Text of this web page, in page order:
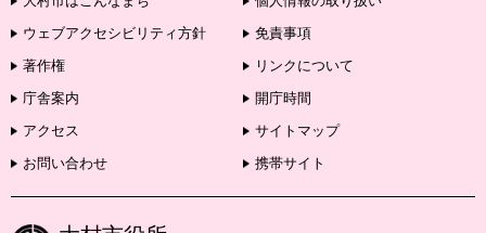
ウェブアクセシビリティ方針
免責事項
著作権
リンクについて
庁舎案内
開庁時間
アクセス
サイトマップ
お問い合わせ
携帯サイト